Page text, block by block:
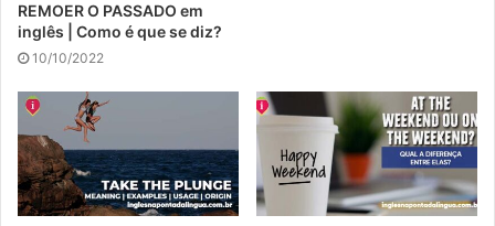
REMOER O PASSADO em
inglês | Como é que se diz?
10/10/2022